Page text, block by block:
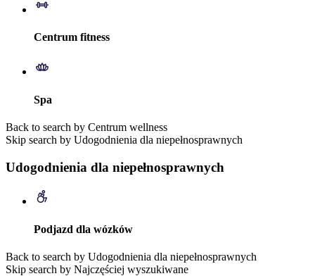
Centrum fitness
Spa
Back to search by Centrum wellness
Skip search by Udogodnienia dla niepełnosprawnych
Udogodnienia dla niepełnosprawnych
Podjazd dla wózków
Back to search by Udogodnienia dla niepełnosprawnych
Skip search by Najczęściej wyszukiwane